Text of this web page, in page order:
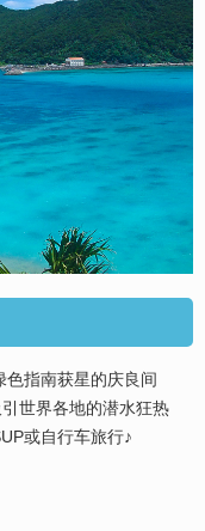
色指南获星的庆良间
世界各地的潜水狂热
或自行车旅行♪